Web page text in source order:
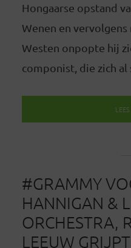
Hongaarse opstand
Wenen en vervolgens
Westen onpopte hij
componist, die zich al
#GRAMMY
HANNIGAN &
ORCHESTRA,
LEEUW